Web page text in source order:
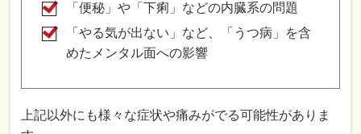
「便秘」や「下痢」などの内臓系の問題
「やる気が出ない」など、「うつ病」を含
めたメンタル面への影響
上記以外にも様々な症状や痛みがでる可能性がありま